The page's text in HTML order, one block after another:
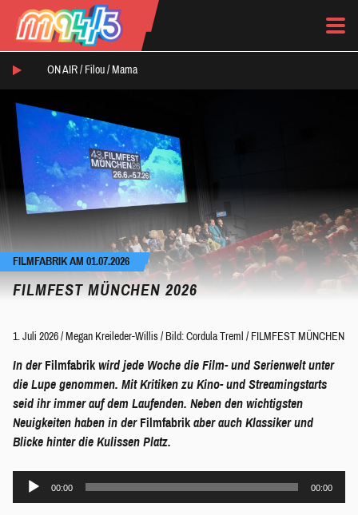
ON AIR / Filou / Mama
FILMFABRIK AM 01.07.2026
FILMFEST MÜNCHEN 2026
1. Juli 2026 / Megan Kreileder-Willis / Bild: Cordula Treml / FILMFEST MÜNCHEN
In der Filmfabrik wird jede Woche die Film- und Serienwelt unter
die Lupe genommen. Mit Kritiken zu Kino- und Streamingstarts
seid ihr immer auf dem Laufenden. Neben den wichtigsten
Neuigkeiten haben in der Filmfabrik aber auch Klassiker und
Blicke hinter die Kulissen Platz.
Audio-
00:00 00:00